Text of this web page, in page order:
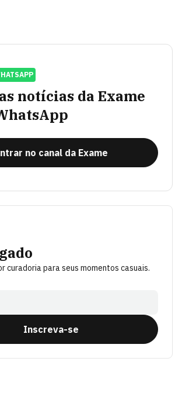
notícias da Exame
no canal da Exame
curadoria para seus momentos casuais.
Inscreva-se